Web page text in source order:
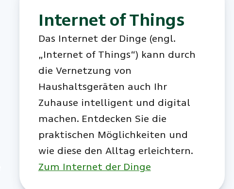
Internet of Things
Das Internet der Dinge (engl.
„Internet of Things“) kann durch
die Vernetzung von
Haushaltsgeräten auch Ihr
Zuhause intelligent und digital
machen. Entdecken Sie die
praktischen Möglichkeiten und
wie diese den Alltag erleichtern.
Zum Internet der Dinge